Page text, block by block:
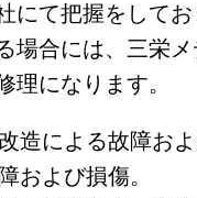
て把握をしてお
合には、三栄
理になります。
造による故障およ
および損傷。